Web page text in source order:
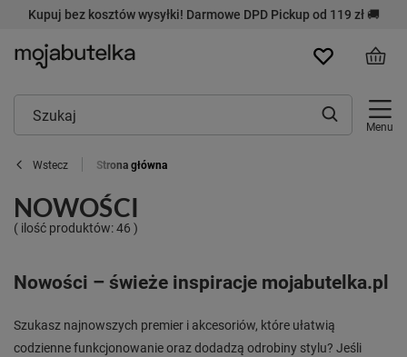
Kupuj bez kosztów wysyłki! Darmowe DPD Pickup od 119 zł 🚚
Menu
Wstecz Strona główna
NOWOŚCI
( ilość produktów:46 )
Nowości – świeże inspiracje mojabutelka.pl
Szukasz najnowszych premier i akcesoriów, które ułatwią
codzienne funkcjonowanie oraz dodadzą odrobiny stylu? Jeśli